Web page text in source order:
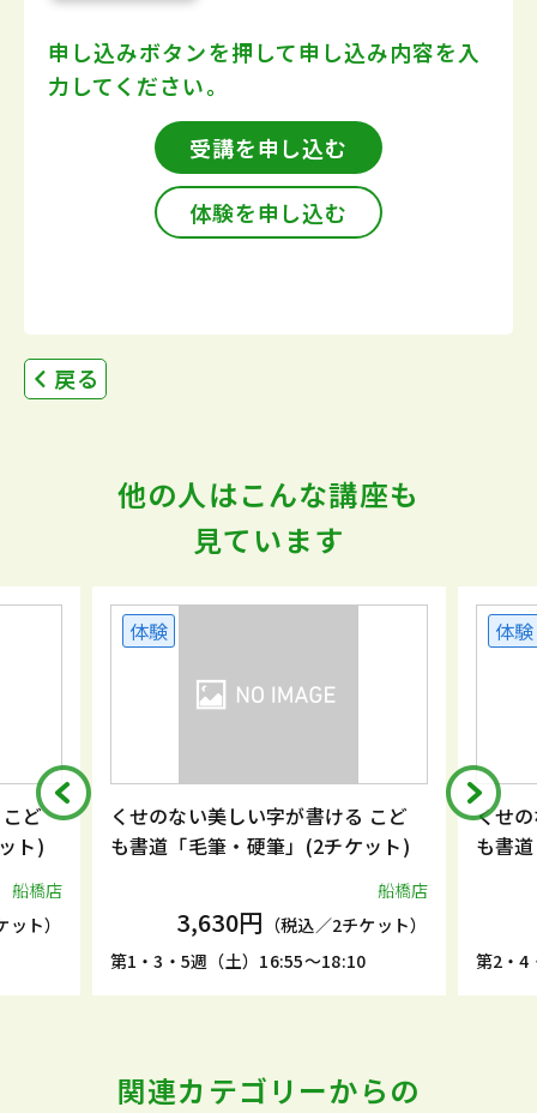
申し込みボタンを押して申し込み内容を入
力してください。
受講を申し込む
体験を申し込む
戻る
他の人はこんな講座も
見ています
ど
ト)
船橋店
ト）
体験
くせのない美しい字が書ける こど
も書道「毛筆・硬筆」(2チケット)
船橋店
3,630円 （税込／2チケット）
第1・3・5週（土）16:55～18:10
体験
くせ
も書
第2・4
関連カテゴリーからの